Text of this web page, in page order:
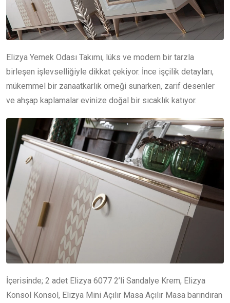
Elizya Yemek Odası Takımı, lüks ve modern bir tarzla
birleşen işlevselliğiyle dikkat çekiyor. İnce işçilik detayları,
mükemmel bir zanaatkarlık örneği sunarken, zarif desenler
ve ahşap kaplamalar evinize doğal bir sıcaklık katıyor.
İçerisinde; 2 adet Elizya 6077 2’li Sandalye Krem, Elizya
Konsol Konsol, Elizya Mini Açılır Masa Açılır Masa barındıran